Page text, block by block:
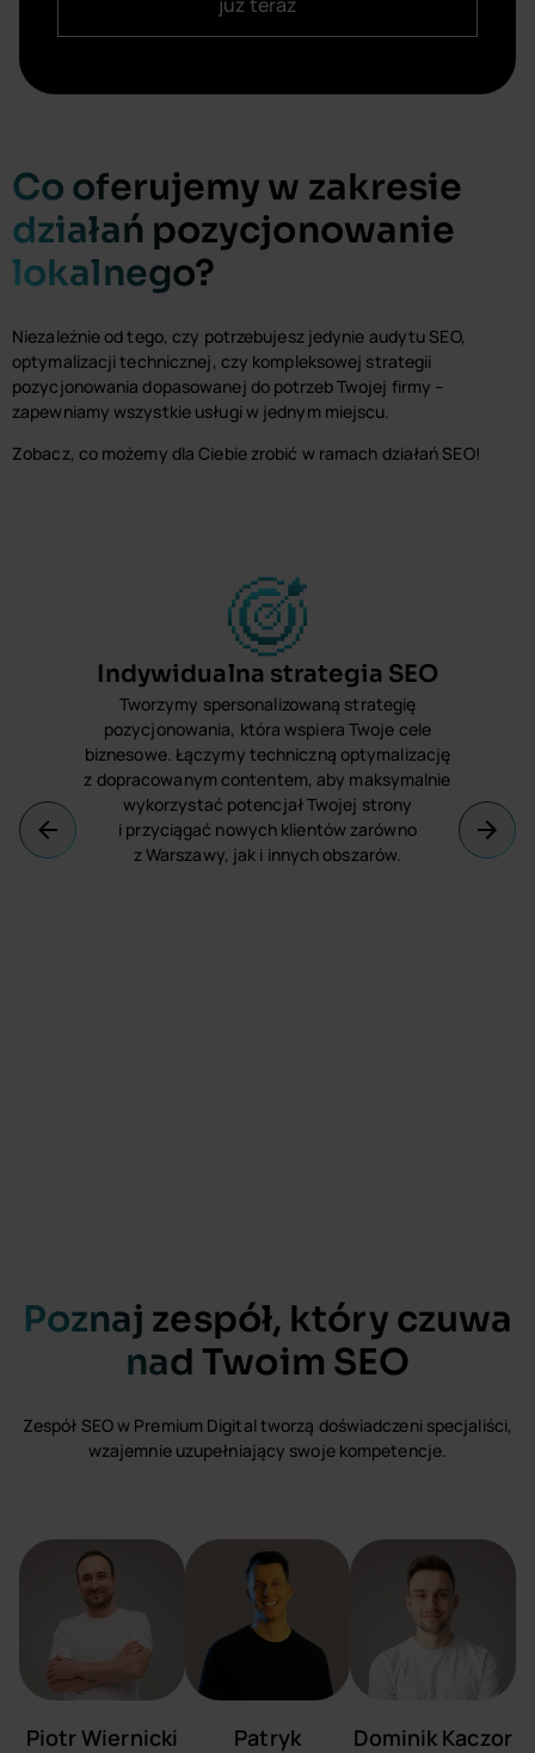
Co oferujemy w zakresie
działań pozycjonowanie
lokalnego?
Niezależnie od tego, czy potrzebujesz jedynie audytu SEO,
optymalizacji technicznej, czy kompleksowej strategii
pozycjonowania dopasowanej do potrzeb Twojej firmy –
zapewniamy wszystkie usługi w jednym miejscu.
Zobacz, co możemy dla Ciebie zrobić w ramach działań SEO!
Indywidualna strategia SEO
Tworzymy spersonalizowaną strategię
pozycjonowania, która wspiera Twoje cele
biznesowe. Łączymy techniczną optymalizację
z dopracowanym contentem, aby maksymalnie
wykorzystać potencjał Twojej strony
i przyciągać nowych klientów zarówno
z Warszawy, jak i innych obszarów.
Poznaj zespół, który czuwa
nad Twoim SEO
Zespół SEO w Premium Digital tworzą doświadczeni specjaliści,
wzajemnie uzupełniający swoje kompetencje.
Piotr Wiernicki
Patryk
Dominik Kaczor